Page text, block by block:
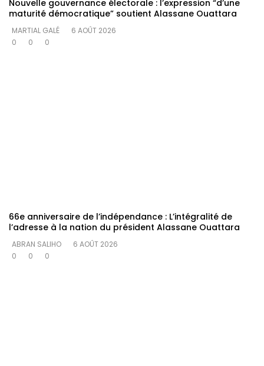
Nouvelle gouvernance électorale : l’expression “d’une
maturité démocratique” soutient Alassane Ouattara
MARTIAL GALÉ
6 AOÛT 2026
0
0 0
66e anniversaire de l’indépendance : L’intégralité de
l’adresse à la nation du président Alassane Ouattara
ABRAN SALIHO
6 AOÛT 2026
0
0 0